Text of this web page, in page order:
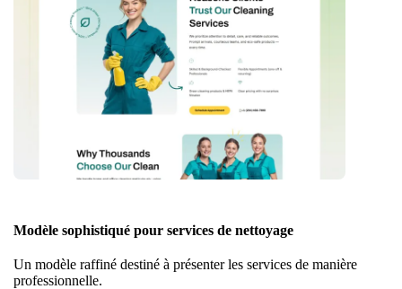
Modèle sophistiqué pour services de nettoyage
Un modèle raffiné destiné à présenter les services de manière
professionnelle.